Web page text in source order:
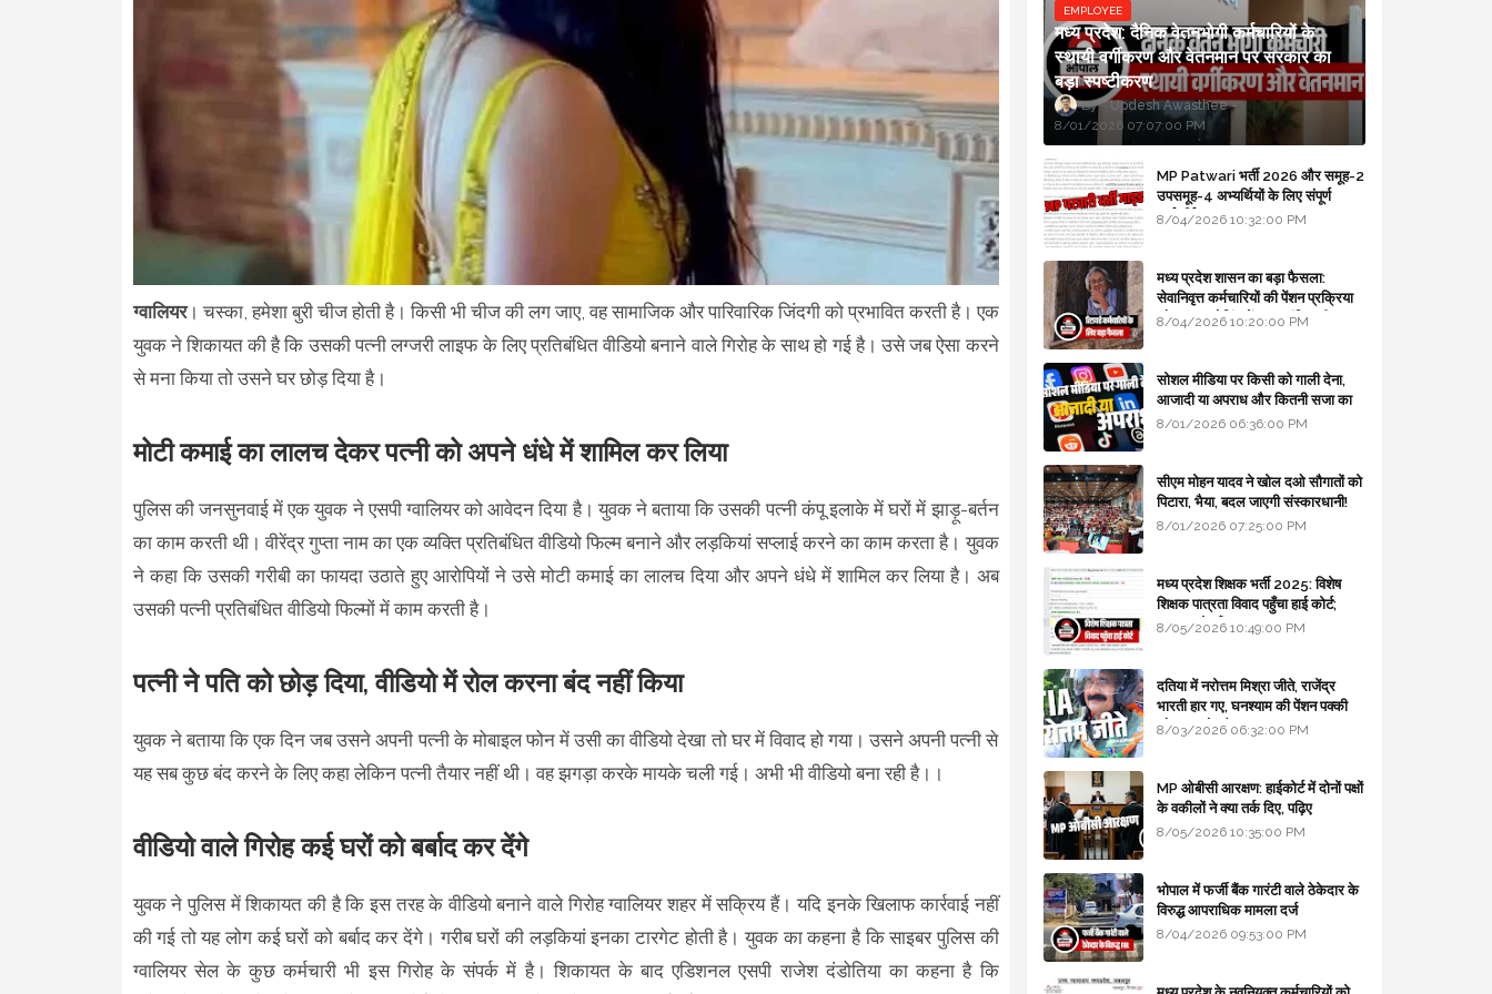
ग्वालियर। चस्का, हमेशा बुरी चीज होती है। किसी भी चीज की लग जाए, वह सामाजिक और पारिवारिक जिंदगी को प्रभावित करती है। एक
युवक ने शिकायत की है कि उसकी पत्नी लग्जरी लाइफ के लिए प्रतिबंधित वीडियो बनाने वाले गिरोह के साथ हो गई है। उसे जब ऐसा करने
से मना किया तो उसने घर छोड़ दिया है।
मोटी कमाई का लालच देकर पत्नी को अपने धंधे में शामिल कर लिया
पुलिस की जनसुनवाई में एक युवक ने एसपी ग्वालियर को आवेदन दिया है। युवक ने बताया कि उसकी पत्नी कंपू इलाके में घरों में झाड़ू-बर्तन
का काम करती थी। वीरेंद्र गुप्ता नाम का एक व्यक्ति प्रतिबंधित वीडियो फिल्म बनाने और लड़कियां सप्लाई करने का काम करता है। युवक
ने कहा कि उसकी गरीबी का फायदा उठाते हुए आरोपियों ने उसे मोटी कमाई का लालच दिया और अपने धंधे में शामिल कर लिया है। अब
उसकी पत्नी प्रतिबंधित वीडियो फिल्मों में काम करती है।
पत्नी ने पति को छोड़ दिया, वीडियो में रोल करना बंद नहीं किया
युवक ने बताया कि एक दिन जब उसने अपनी पत्नी के मोबाइल फोन में उसी का वीडियो देखा तो घर में विवाद हो गया। उसने अपनी पत्नी से
यह सब कुछ बंद करने के लिए कहा लेकिन पत्नी तैयार नहीं थी। वह झगड़ा करके मायके चली गई। अभी भी वीडियो बना रही है।।
वीडियो वाले गिरोह कई घरों को बर्बाद कर देंगे
युवक ने पुलिस में शिकायत की है कि इस तरह के वीडियो बनाने वाले गिरोह ग्वालियर शहर में सक्रिय हैं। यदि इनके खिलाफ कार्रवाई नहीं
की गई तो यह लोग कई घरों को बर्बाद कर देंगे। गरीब घरों की लड़कियां इनका टारगेट होती है। युवक का कहना है कि साइबर पुलिस की
ग्वालियर सेल के कुछ कर्मचारी भी इस गिरोह के संपर्क में है। शिकायत के बाद एडिशनल एसपी राजेश दंडोतिया का कहना है कि
EMPLOYEE
मध्य प्रदेश: दैनिक वेतनभोगी कर्मचारियों के
स्थायी वर्गीकरण और वेतनमान पर सरकार का
बड़ा स्पष्टीकरण
Updesh Awasthee
8/01/2026 07:07:00 PM
MP Patwari भर्ती 2026 और समूह-2
उपसमूह-4 अभ्यर्थियों के लिए संपूर्ण
मार्गदर्शिका
8/04/2026 10:32:00 PM
मध्य प्रदेश शासन का बड़ा फैसला:
सेवानिवृत्त कर्मचारियों की पेंशन प्रक्रिया
और बजट कोडिंग में हुए क्रांतिकारी
8/04/2026 10:20:00 PM
सोशल मीडिया पर किसी को गाली देना,
आजादी या अपराध और कितनी सजा का
प्रावधान - free legal advice
8/01/2026 06:36:00 PM
सीएम मोहन यादव ने खोल दओ सौगातों को
पिटारा, भैया, बदल जाएगी संस्कारधानी!
8/01/2026 07:25:00 PM
मध्य प्रदेश शिक्षक भर्ती 2025: विशेष
शिक्षक पात्रता विवाद पहुँचा हाई कोर्ट;
सरकार से माँगा जवाब
8/05/2026 10:49:00 PM
दतिया में नरोत्तम मिश्रा जीते, राजेंद्र
भारती हार गए, घनश्याम की पेंशन पक्की
और आशुतोष बैक टू...
8/03/2026 06:32:00 PM
MP ओबीसी आरक्षण: हाईकोर्ट में दोनों पक्षों
के वकीलों ने क्या तर्क दिए, पढ़िए
8/05/2026 10:35:00 PM
भोपाल में फर्जी बैंक गारंटी वाले ठेकेदार के
विरुद्ध आपराधिक मामला दर्ज
8/04/2026 09:53:00 PM